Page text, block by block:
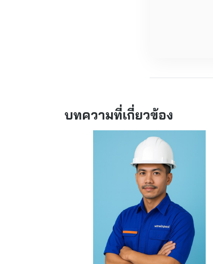
บทความที่เกี่ยวข้อง